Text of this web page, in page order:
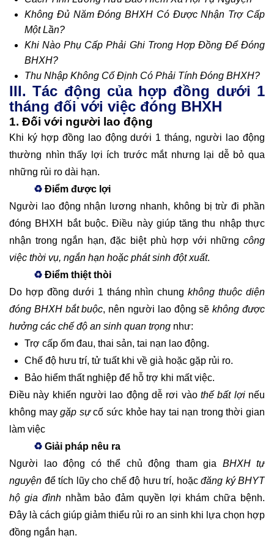
Không Đủ Năm Đóng BHXH Có Được Nhận Trợ Cấp
Một Lần?
Khi Nào Phụ Cấp Phải Ghi Trong Hợp Đồng Để Đóng
BHXH?
Thu Nhập Không Cố Định Có Phải Tính Đóng BHXH?
III. Tác động của hợp đồng dưới 1
tháng đối với việc đóng BHXH
1. Đối với người lao động
Khi ký hợp đồng lao động dưới 1 tháng, người lao động
thường nhìn thấy lợi ích trước mắt nhưng lại dễ bỏ qua
những rủi ro dài hạn.
♻ Điểm được lợi
Người lao động nhận lương nhanh, không bị trừ đi phần
đóng BHXH bắt buộc. Điều này giúp tăng thu nhập thực
nhận trong ngắn hạn, đặc biệt phù hợp với những công
việc thời vụ, ngắn hạn hoặc phát sinh đột xuất.
♻ Điểm thiệt thòi
Do hợp đồng dưới 1 tháng nhìn chungkhông thuộc diện
đóng BHXH bắt buộc, nên người lao động sẽ không được
hưởng các chế độ an sinh quan trọng như:
Trợ cấp ốm đau, thai sản, tai nạn lao động.
Chế độ hưu trí, tử tuất khi về già hoặc gặp rủi ro.
Bảo hiểm thất nghiệp để hỗ trợ khi mất việc.
Điều này khiến người lao động dễ rơi vàothế bất lợi nếu
không maygặp sựcố sức khỏe hay tai nạn trong thời gian
làm việc
♻ Giải pháp nêu ra
Người lao động có thể chủ động tham gia BHXH tự
nguyện để tích lũy cho chế độ hưu trí, hoặc đăng ký BHYT
hộ gia đình nhằm bảo đảm quyền lợi khám chữa bệnh.
Đây là cách giúp giảm thiểu rủi ro an sinh khi lựa chọn hợp
đồng ngắn hạn.